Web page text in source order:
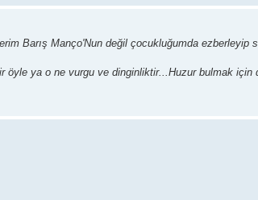
Barış Manço'Nun değil çocukluğumda ezberleyip
ya o ne vurgu ve dinginliktir...Huzur bulmak için